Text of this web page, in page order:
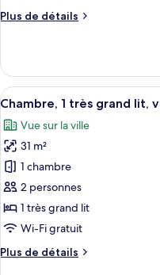
chambre :
très
grand
lit,
vue
cour
intérieure
Plus de détails
Plus
le
type
de
Chambre,
très
grand
lit,
vue
cour
intérieure
Afficher
toutes
les
photos
pour
ce
type
de
chambre :
Chambre,
4
Chambre, 1 très grand lit,
Vue sur la ville
31 m²
1 chambre
2 personnes
1 très grand lit
Wi-Fi gratuit
Plus de détails
Plus